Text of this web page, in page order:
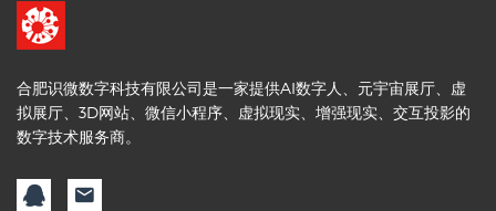
合肥识微数字科技有限公司是一家提供AI数字人、元宇宙展厅、虚
拟展厅、3D网站、微信小程序、虚拟现实、增强现实、交互投影的
数字技术服务商。